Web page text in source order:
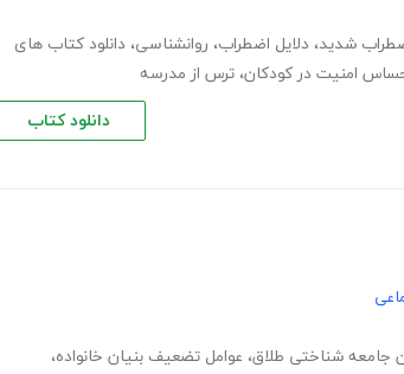
شدید، دلایل اضطراب، روانشناسی، دانلود کتاب های
امنیت در کودکان، ترس از مدرسه
دانلود کتاب
جامعه شناختی طلاق، عوامل تضعیف بنیان خانواده،